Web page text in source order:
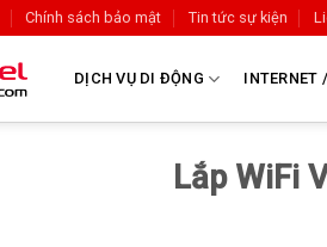
Chính sách bảo mật Tin tức sự kiện
DỊCH VỤ DI ĐỘNG INTERNET
Lắp WiFi